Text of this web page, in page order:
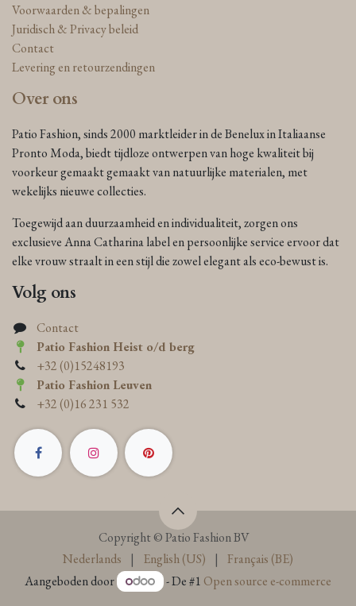
Voorwaarden & bepalingen
Juridisch & Privacy beleid
Contact
Levering en retourzendingen
Over ons
Patio Fashion, sinds 2000 marktleider in de Benelux in Italiaanse
Pronto Moda, biedt tijdloze ontwerpen van hoge kwaliteit bij
voorkeur gemaakt gemaakt van natuurlijke materialen, met
wekelijks nieuwe collecties.
Toegewijd aan duurzaamheid en individualiteit, zorgen ons
exclusieve Anna Catharina label en persoonlijke service ervoor dat
elke vrouw straalt in een stijl die zowel elegant als eco-bewust is.
Volg ons
Contact
Patio Fashion Heist o/d berg
+32 (0)15248193
Patio Fashion Leuven
+32 (0)16 231 532
Copyright © Patio Fashion BV
Nederlands
| English (US) |
Français (BE)
Aangeboden door
- De #1 Open source e-commerce